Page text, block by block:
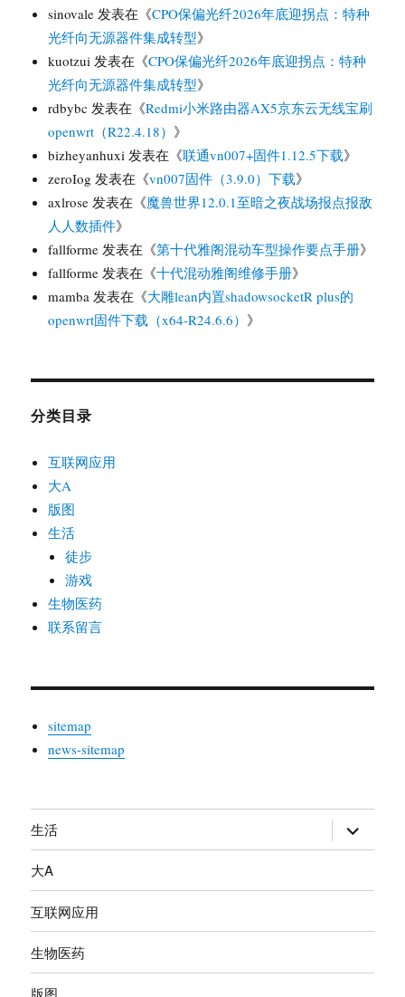
sinovale 发表在《CPO保偏光纤2026年底迎拐点：特种
光纤向无源器件集成转型》
kuotzui 发表在《CPO保偏光纤2026年底迎拐点：特种
光纤向无源器件集成转型》
rdbybc 发表在《Redmi小米路由器AX5京东云无线宝刷
openwrt（R22.4.18） 》
bizheyanhuxi 发表在《联通vn007+固件1.12.5下载》
zeroIog 发表在《vn007固件（3.9.0）下载》
axlrose 发表在《魔兽世界12.0.1至暗之夜战场报点报敌
人人数插件》
fallforme 发表在《第十代雅阁混动车型操作要点手册》
fallforme 发表在《十代混动雅阁维修手册》
mamba 发表在《大雕lean内置shadowsocketR plus的
openwrt固件下载（x64-R24.6.6） 》
分类目录
互联网应用
大A
版图
生活
徒步
游戏
生物医药
联系留言
sitemap
news-sitemap
生活
开
大A
互联网应用
生物医药